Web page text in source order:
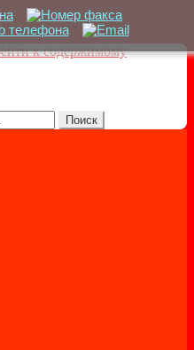
к содержимому
Поиск